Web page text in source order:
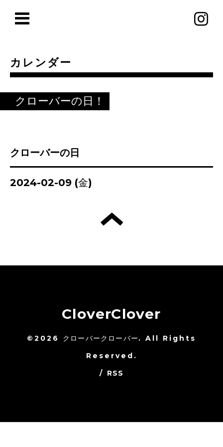
カレンダー
クローバーの日！
クローバーの日
2024-02-09 (金)
CloverClover
©2026 クローバークローバー. All Rights
Reserved.
/ RSS